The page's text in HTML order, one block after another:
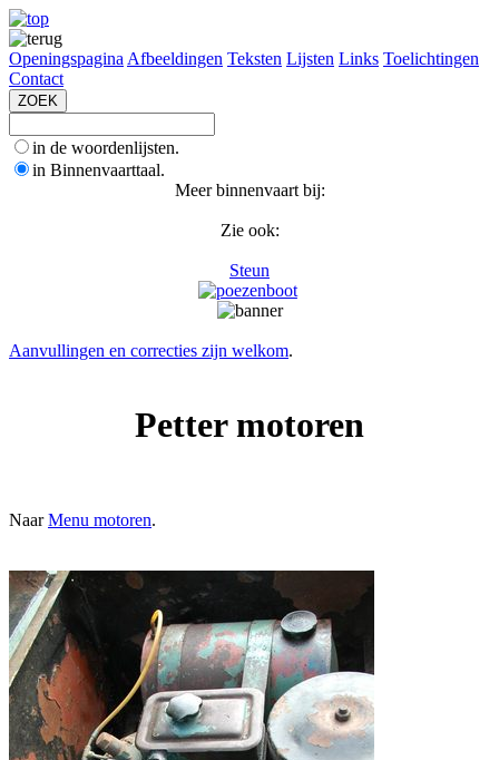
Openingspagina Afbeeldingen Teksten Lijsten Links Toelichtingen
Contact
in de woordenlijsten.
in Binnenvaarttaal.
Meer binnenvaart bij:
Zie ook:
Steun
Aanvullingen en correcties zijn welkom.
Petter motoren
NaarMenu motoren.